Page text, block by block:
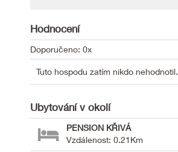
Hodnocení
Doporučeno: 0x
Tuto hospodu zatím nikdo nehodnotil.
Ubytování v okolí
PENSION KŘIVÁ
Vzdálenost: 0.21Km